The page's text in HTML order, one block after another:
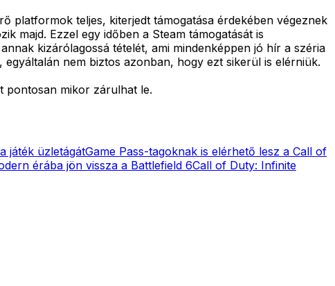
platformok teljes, kiterjedt támogatása érdekében végeznek
majd. Ezzel egy időben a Steam támogatását is
kizárólagossá tételét, ami mindenképpen jó hír a széria
nem biztos azonban, hogy ezt sikerül is elérniük.
pontosan mikor zárulhat le.
játék üzletágátGame Pass-tagoknak is elérhető lesz a Call of
érába jön vissza a Battlefield 6Call of Duty: Infinite